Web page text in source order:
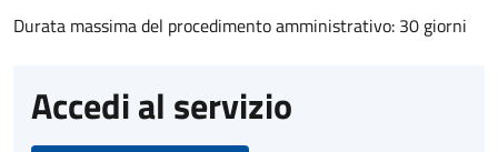
Durata massima del procedimento amministrativo: 30 giorni
Accedi al servizio